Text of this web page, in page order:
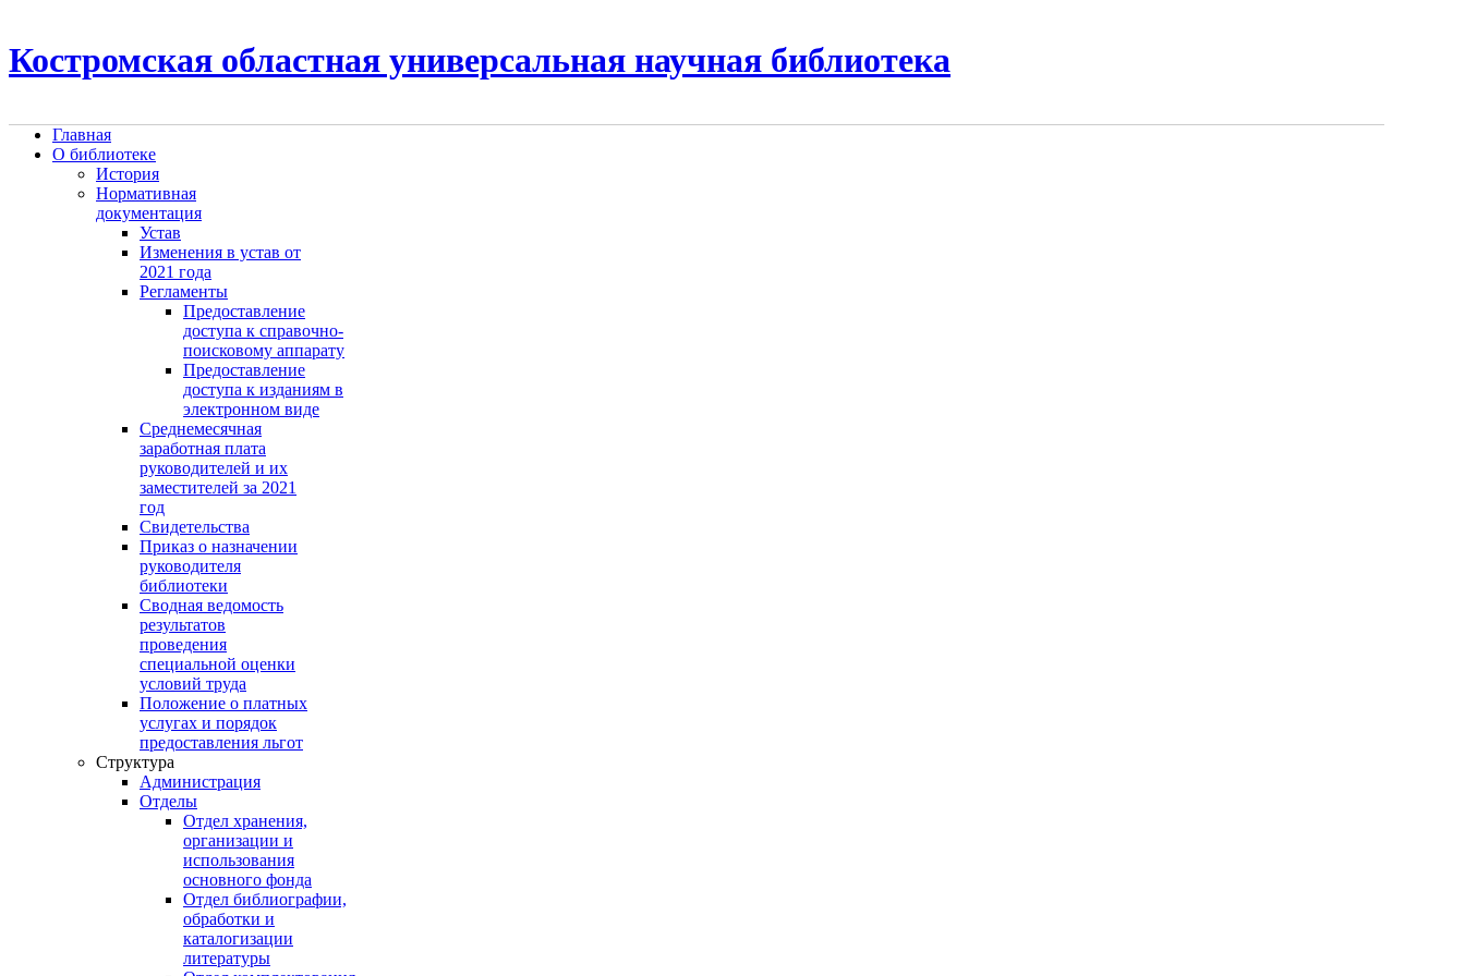
Костромская областная универсальная научная библиотека
Главная
О библиотеке
История
Нормативная
документация
Устав
Изменения в устав от
2021 года
Регламенты
Предоставление
доступа к справочно-
поисковому аппарату
Предоставление
доступа к изданиям в
электронном виде
Среднемесячная
заработная плата
руководителей и их
заместителей за 2021
год
Свидетельства
Приказ о назначении
руководителя
библиотеки
Сводная ведомость
результатов
проведения
специальной оценки
условий труда
Положение о платных
услугах и порядок
предоставления льгот
Структура
Администрация
Отделы
Отдел хранения,
организации и
использования
основного фонда
Отдел библиографии,
обработки и
каталогизации
литературы